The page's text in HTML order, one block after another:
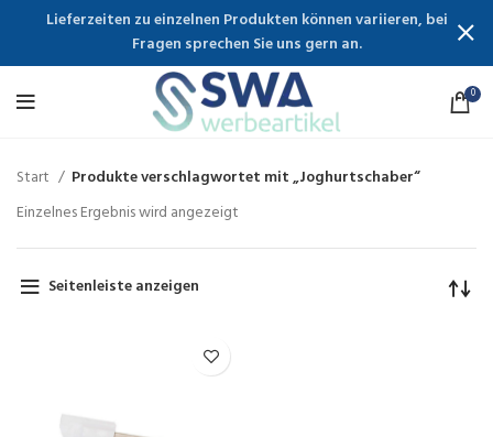
0
Start
Produkte verschlagwortet mit „Joghurtschaber“
Einzelnes Ergebnis wird angezeigt
Seitenleiste anzeigen
Lieferzeiten zu einzelnen Produkten können variieren, bei
Fragen sprechen Sie uns gern an.